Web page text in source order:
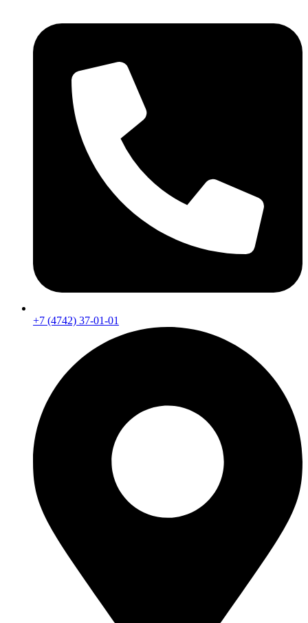
+7 (4742) 37-01-01